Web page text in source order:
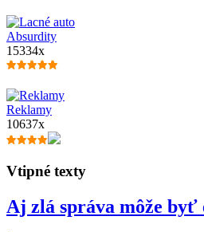
Absurdity
15334x
Reklamy
10637x
Vtipné texty
Aj zlá správa môže byť